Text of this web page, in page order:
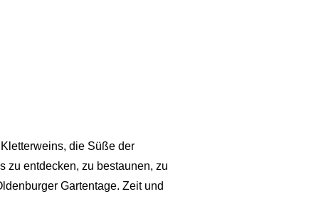
die Süße der
zu entdecken, zu bestaunen, zu
Gartentage. Zeit und